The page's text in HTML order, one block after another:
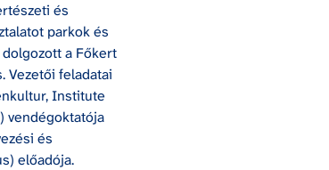
és
parkok és
a Főkert
Vezetői feladatai
Institute
vendégoktatója
és
előadója.